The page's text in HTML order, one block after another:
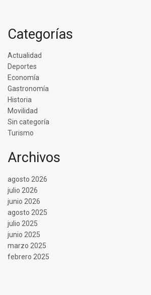
Categorías
Actualidad
Deportes
Economía
Gastronomía
Historia
Movilidad
Sin categoría
Turismo
Archivos
agosto 2026
julio 2026
junio 2026
agosto 2025
julio 2025
junio 2025
marzo 2025
febrero 2025